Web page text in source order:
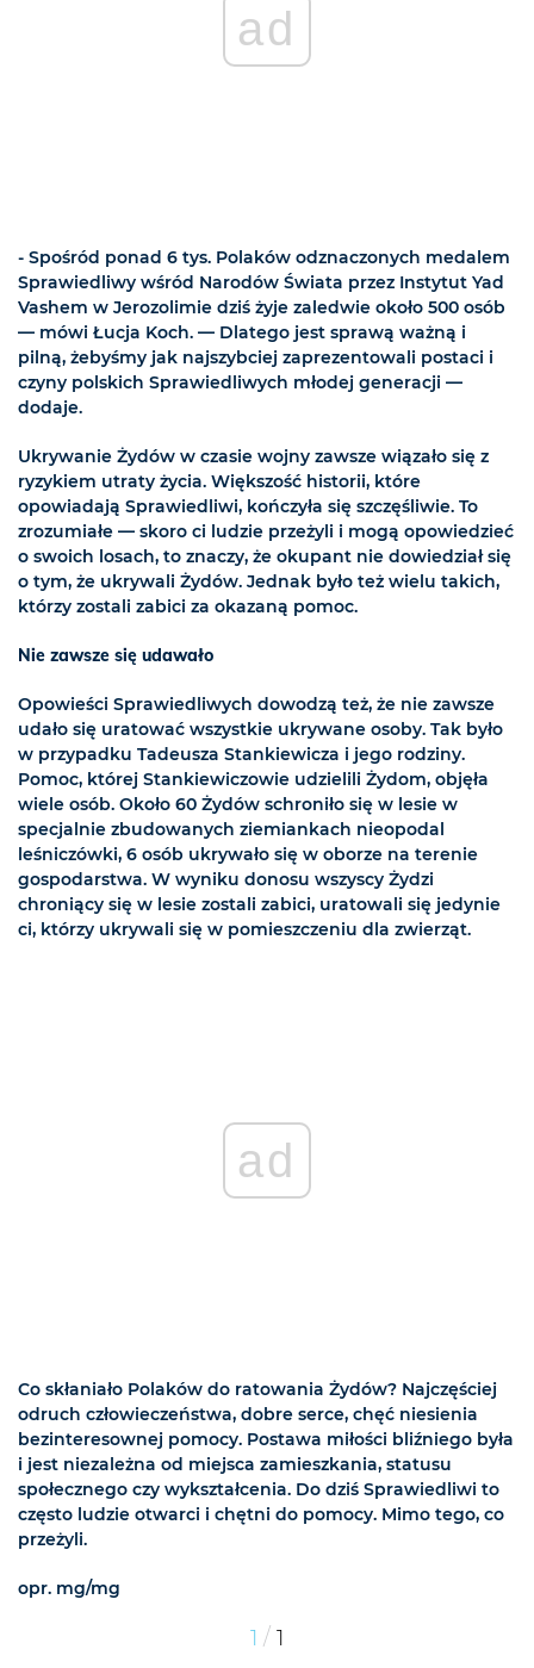
ad
- Spośród ponad 6 tys. Polaków odznaczonych medalem
Sprawiedliwy wśród Narodów Świata przez Instytut Yad
Vashem w Jerozolimie dziś żyje zaledwie około 500 osób
— mówi Łucja Koch. — Dlatego jest sprawą ważną i
pilną, żebyśmy jak najszybciej zaprezentowali postaci i
czyny polskich Sprawiedliwych młodej generacji —
dodaje.
Ukrywanie Żydów w czasie wojny zawsze wiązało się z
ryzykiem utraty życia. Większość historii, które
opowiadają Sprawiedliwi, kończyła się szczęśliwie. To
zrozumiałe — skoro ci ludzie przeżyli i mogą opowiedzieć
o swoich losach, to znaczy, że okupant nie dowiedział się
o tym, że ukrywali Żydów. Jednak było też wielu takich,
którzy zostali zabici za okazaną pomoc.
Nie zawsze się udawało
Opowieści Sprawiedliwych dowodzą też, że nie zawsze
udało się uratować wszystkie ukrywane osoby. Tak było
w przypadku Tadeusza Stankiewicza i jego rodziny.
Pomoc, której Stankiewiczowie udzielili Żydom, objęła
wiele osób. Około 60 Żydów schroniło się w lesie w
specjalnie zbudowanych ziemiankach nieopodal
leśniczówki, 6 osób ukrywało się w oborze na terenie
gospodarstwa. W wyniku donosu wszyscy Żydzi
chroniący się w lesie zostali zabici, uratowali się jedynie
ci, którzy ukrywali się w pomieszczeniu dla zwierząt.
ad
Co skłaniało Polaków do ratowania Żydów? Najczęściej
odruch człowieczeństwa, dobre serce, chęć niesienia
bezinteresownej pomocy. Postawa miłości bliźniego była
i jest niezależna od miejsca zamieszkania, statusu
społecznego czy wykształcenia. Do dziś Sprawiedliwi to
często ludzie otwarci i chętni do pomocy. Mimo tego, co
przeżyli.
opr. mg/mg
1 / 1